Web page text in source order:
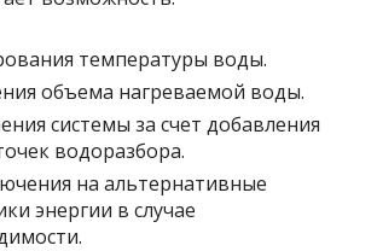
температуры воды.
объема нагреваемой воды.
системы за счет добавления
водоразбора.
на альтернативные
энергии в случае